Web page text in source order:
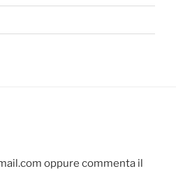
oppure commenta il